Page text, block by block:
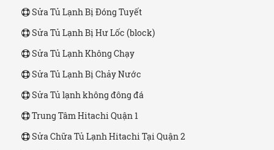
Sửa Tủ Lạnh Bị Đóng Tuyết
Sửa Tủ Lạnh Bị Hư Lốc (block)
Sửa Tủ Lạnh Không Chạy
Sửa Tủ Lạnh Bị Chảy Nước
Sửa Tủ lạnh không đông đá
Trung Tâm Hitachi Quận 1
Sửa Chữa Tủ Lạnh Hitachi Tại Quận 2